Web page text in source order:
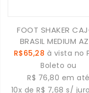
FOOT SHAKER
BRASIL MEDIUM
R$65,28 à vista no
Boleto ou
R$ 76,80 em até
10x de R$ 7,68 s/